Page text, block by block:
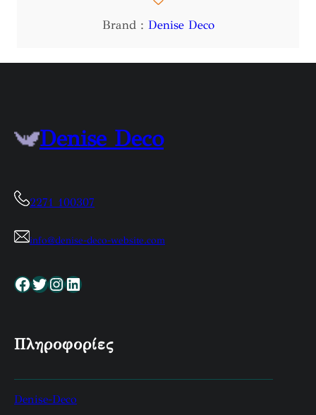
Brand : Denise Deco
Denise Deco
2271 100307
info@denise-deco-website.com
Facebook Twitter InstagramLinkedin
Πληροφορίες
Denise-Deco